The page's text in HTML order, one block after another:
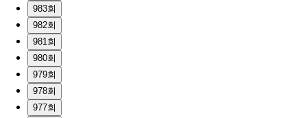
983회
982회
981회
980회
979회
978회
977회